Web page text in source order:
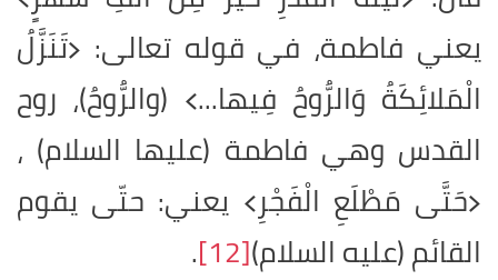
يعني فاطمة، في قوله تعالى: ﴿تَنَزَّلُ
الْمَلائِكَةُ وَالرُّوحُ فِيها...﴾ (والرُّوحُ)، روح
القدس وهي فاطمة (عليها السلام) ،
﴿حَتَّى مَطْلَعِ الْفَجْرِ﴾ يعني: حتّى يقوم
القائم (عليه السلام)[12]
.